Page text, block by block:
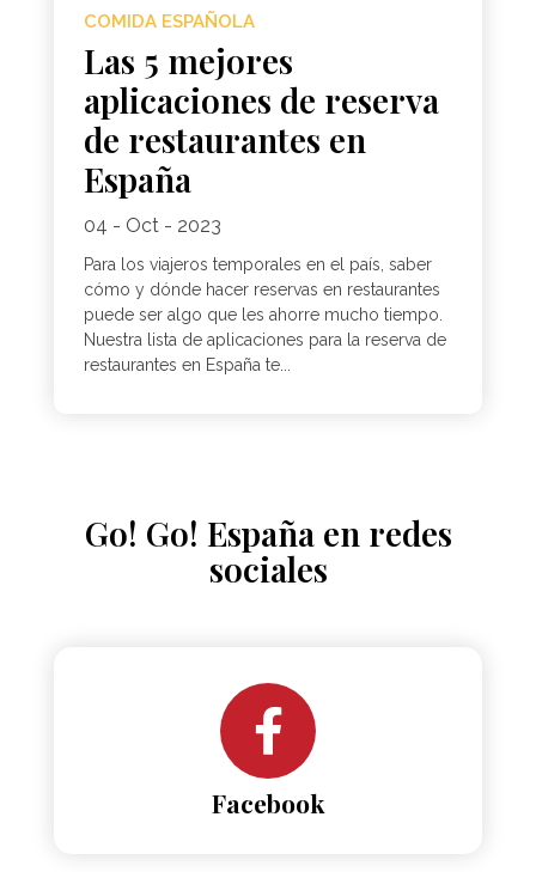
COMIDA ESPAÑOLA
Las 5 mejores
aplicaciones de reserva
de restaurantes en
España
04 - Oct - 2023
Para los viajeros temporales en el país, saber
cómo y dónde hacer reservas en restaurantes
puede ser algo que les ahorre mucho tiempo.
Nuestra lista de aplicaciones para la reserva de
restaurantes en España te...
Go! Go! España en redes
sociales
Facebook